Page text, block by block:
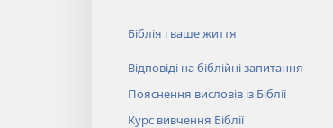
Біблія і ваше життя
Відповіді на біблійні запитання
Пояснення висловів із Біблії
Курс вивчення Біблії